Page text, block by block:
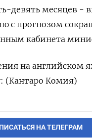
девять месяцев -
с прогнозом
кабинета
на английском
(Кантаро Комия)
НА ТЕЛЕГРАМ